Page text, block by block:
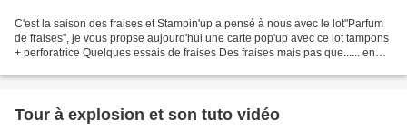
C'est la saison des fraises et Stampin'up a pensé à nous avec le lot"Parfum
de fraises", je vous propse aujourd'hui une carte pop'up avec ce lot tampons
+ perforatrice Quelques essais de fraises Des fraises mais pas que...... en
Tour à explosion et son tuto vidéo